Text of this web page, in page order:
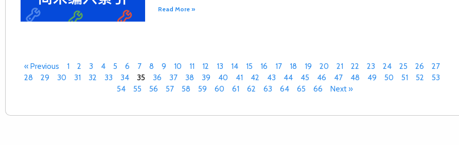
Read More »
« Previous 1 2 3 4 5 6 7 8 9 10 11 12 13 14 15 16 17 18 19 20 21 22 23 24 25 26
27
28
29 30 31 32 33 34 35 36 37 38 39 40 41 42 43 44 45 46 47 48 49 50 51 52
53
54
55 56 57 58 59 60 61 62 63 64 65 66 Next »